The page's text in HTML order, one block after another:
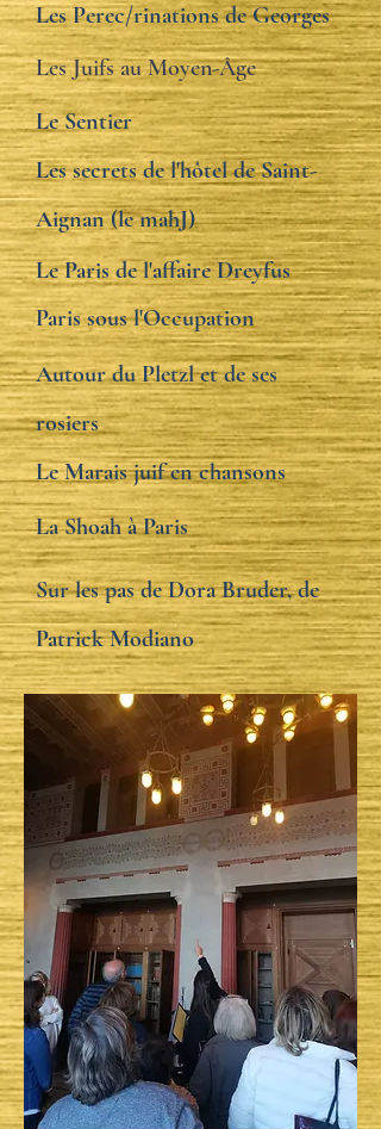
Les Perec/rinations de Georges
Les Juifs au Moyen-Âge
Le Sentier
Les secrets de l'hôtel de Saint-
Aignan (le mahJ)
Le Paris de l'affaire Dreyfus
Autour du Pletzl et de ses
rosiers
Le Marais juif en chansons
La Shoah à Paris
Sur les pas de Dora Bruder, de
Patrick Modiano
Paris sous l'Occupation